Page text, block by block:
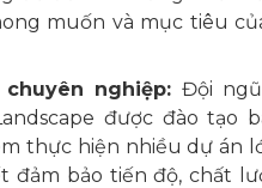
muốn và mục tiêu
chuyên nghiệp:Đội
được đào tạo
thực hiện nhiều dự án
đảm bảo tiến độ, chất